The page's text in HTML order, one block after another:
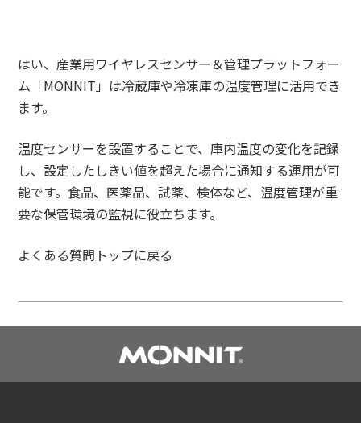
はい、産業用ワイヤレスセンサー＆管理プラットフォー
ム「MONNIT」は冷蔵庫や冷凍庫の温度管理に活用でき
ます。
温度センサーを設置することで、庫内温度の変化を記録
し、設定したしきい値を超えた場合に通知する運用が可
能です。食品、医薬品、試薬、検体など、温度管理が重
要な保管環境の監視に役立ちます。
よくある質問トップに戻る